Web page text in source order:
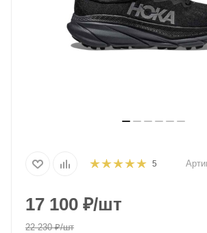
5
17 100 ₽/шт
22 230₽/шт